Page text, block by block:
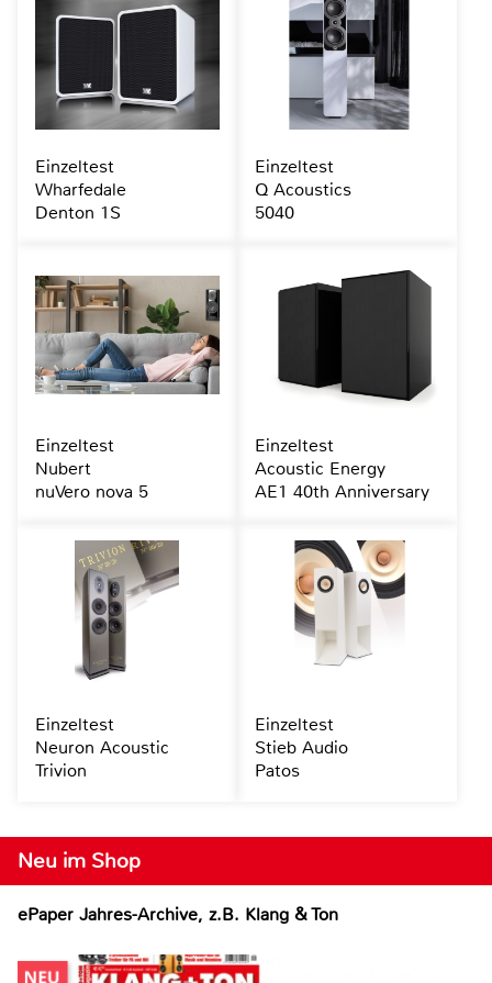
Neu im Shop
ePaper Jahres-Archive, z.B. Klang & Ton
Einzeltest
Wharfedale
Denton 1S
Einzeltest
Q Acoustics
5040
Einzeltest
Nubert
nuVero nova 5
Einzeltest
Acoustic Energy
AE1 40th Anniversary
Einzeltest
Neuron Acoustic
Trivion
Einzeltest
Stieb Audio
Patos